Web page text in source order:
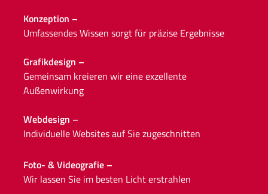
Konzeption –
Umfassendes Wissen sorgtfür präzise Ergebnisse
Grafikdesign –
Gemeinsam kreieren wireine exzellente
Außenwirkung
Webdesign –
Individuelle Websitesauf Sie zugeschnitten
Foto- & Videografie –
Wir lassen Sie im besten Licht erstrahlen